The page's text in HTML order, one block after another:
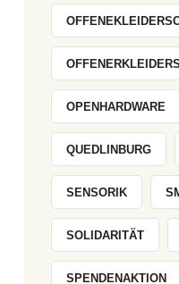
OPENHARDWARE
QUEDLINBURG
SENSORIK
SOLIDARITÄT
SPENDENAKTION